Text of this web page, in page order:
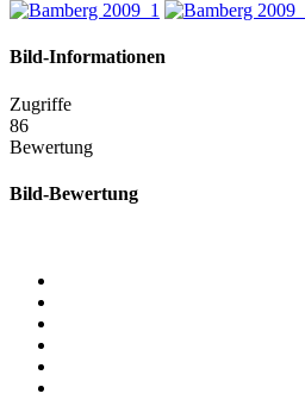
Bild-Informationen
Zugriffe
86
Bewertung
Bild-Bewertung